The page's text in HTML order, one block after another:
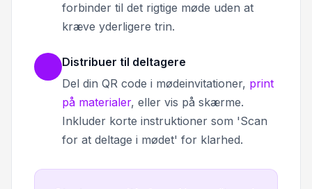
forbinder til det rigtige møde uden at
kræve yderligere trin.
Distribuer til deltagere
Del din QR code i mødeinvitationer, print
på materialer, eller vis på skærme.
Inkluder korte instruktioner som 'Scan
for at deltage i mødet' for klarhed.